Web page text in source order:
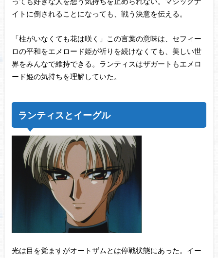
イトに倒されることになっても、戦う決意を伝える。
「柱がいなくても花は咲く」この言葉の意味は、セフィー
ロの平和をエメロード姫が祈りを続けなくても、美しい世
界をみんなで維持できる。ランティスはザガートもエメロ
ード姫の気持ちを理解していた。
ランティスとイーグル
光は目を覚ますがオートザムとは停戦状態にあった。イー